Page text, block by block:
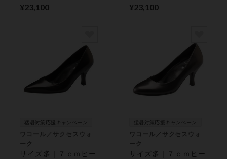
きやすく 疲れにくい
¥23,100
にくい｜ パンプス
¥23,100
猛暑対策応援キャンペーン
ワコール／サクセスウォ
ーク
サイズ多｜７ｃｍヒー
猛暑対策応援キャンペーン
ワコール／サクセスウォ
ーク
サイズ多｜７ｃｍヒー